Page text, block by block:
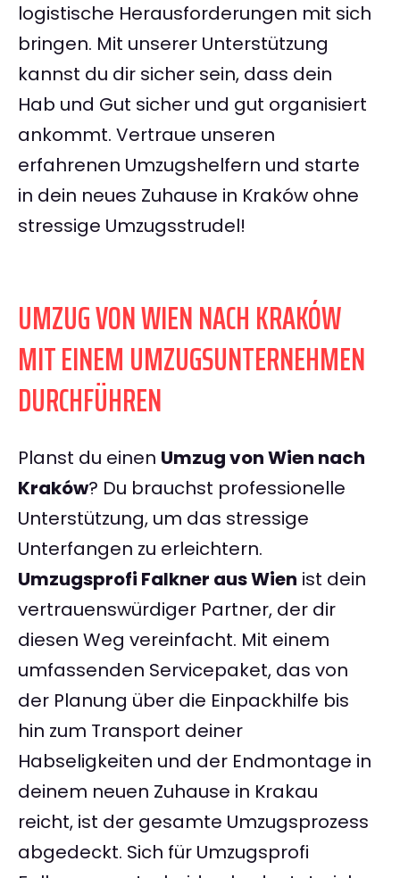
logistische Herausforderungen mit sich
bringen. Mit unserer Unterstützung
kannst du dir sicher sein, dass dein
Hab und Gut sicher und gut organisiert
ankommt. Vertraue unseren
erfahrenen Umzugshelfern und starte
in dein neues Zuhause in Kraków ohne
stressige Umzugsstrudel!
UMZUG VON WIEN NACH KRAKÓW
MIT EINEM UMZUGSUNTERNEHMEN
DURCHFÜHREN
Planst du einen Umzug von Wien nach
Kraków? Du brauchst professionelle
Unterstützung, um das stressige
Unterfangen zu erleichtern.
Umzugsprofi Falkner aus Wien ist dein
vertrauenswürdiger Partner, der dir
diesen Weg vereinfacht. Mit einem
umfassenden Servicepaket, das von
der Planung über die Einpackhilfe bis
hin zum Transport deiner
Habseligkeiten und der Endmontage in
deinem neuen Zuhause in Krakau
reicht, ist der gesamte Umzugsprozess
abgedeckt. Sich für Umzugsprofi